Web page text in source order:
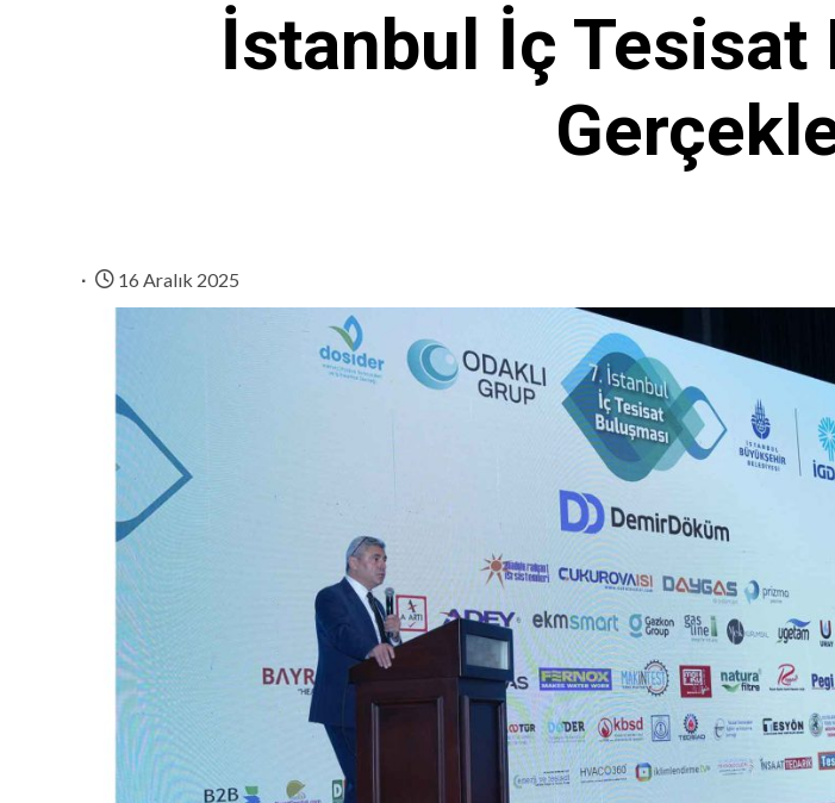
İstanbul İç Tesisat
16 Aralık 2025